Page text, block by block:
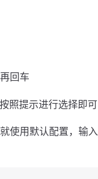
再回车
照提示进行选择即可
使用默认配置，输入